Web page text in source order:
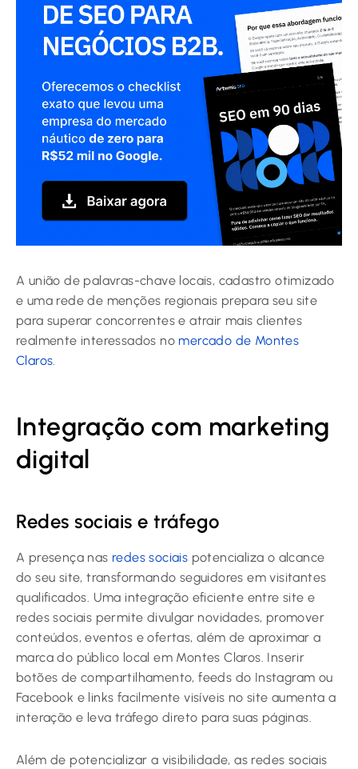
A união de palavras-chave locais, cadastro otimizado
e uma rede de menções regionais prepara seu site
para superar concorrentes e atrair mais clientes
realmente interessados no mercado de Montes
Claros.
Integração com marketing
digital
Redes sociais e tráfego
A presença nas redes sociais potencializa o alcance
do seu site, transformando seguidores em visitantes
qualificados. Uma integração eficiente entre site e
redes sociais permite divulgar novidades, promover
conteúdos, eventos e ofertas, além de aproximar a
marca do público local em Montes Claros. Inserir
botões de compartilhamento, feeds do Instagram ou
Facebook e links facilmente visíveis no site aumenta a
interação e leva tráfego direto para suas páginas.
Além de potencializar a visibilidade, as redes sociais